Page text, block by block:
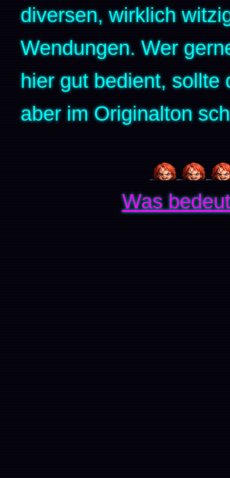
diversen, wirklich
Wendungen. Wer
hier gut bedient, sollte
aber im Originalton
Was